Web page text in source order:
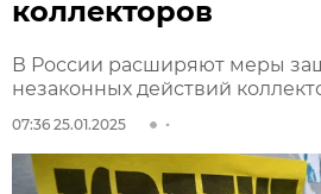
коллекторов
В России расширяют меры
незаконных действий
07:36 25.01.2025